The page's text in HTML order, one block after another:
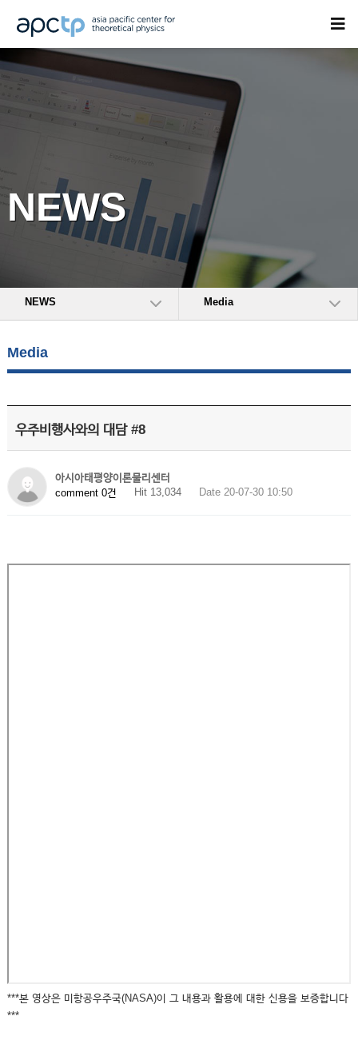
NEWS
NEWS Media
Media
우주비행사와의 대담 #8
아시아태평양이론물리센터
comment 0건
Hit 13,034 Date 20-07-30 10:50
***본 영상은 미항공우주국(NASA)이 그 내용과 활용에 대한 신용을 보증합니다
***